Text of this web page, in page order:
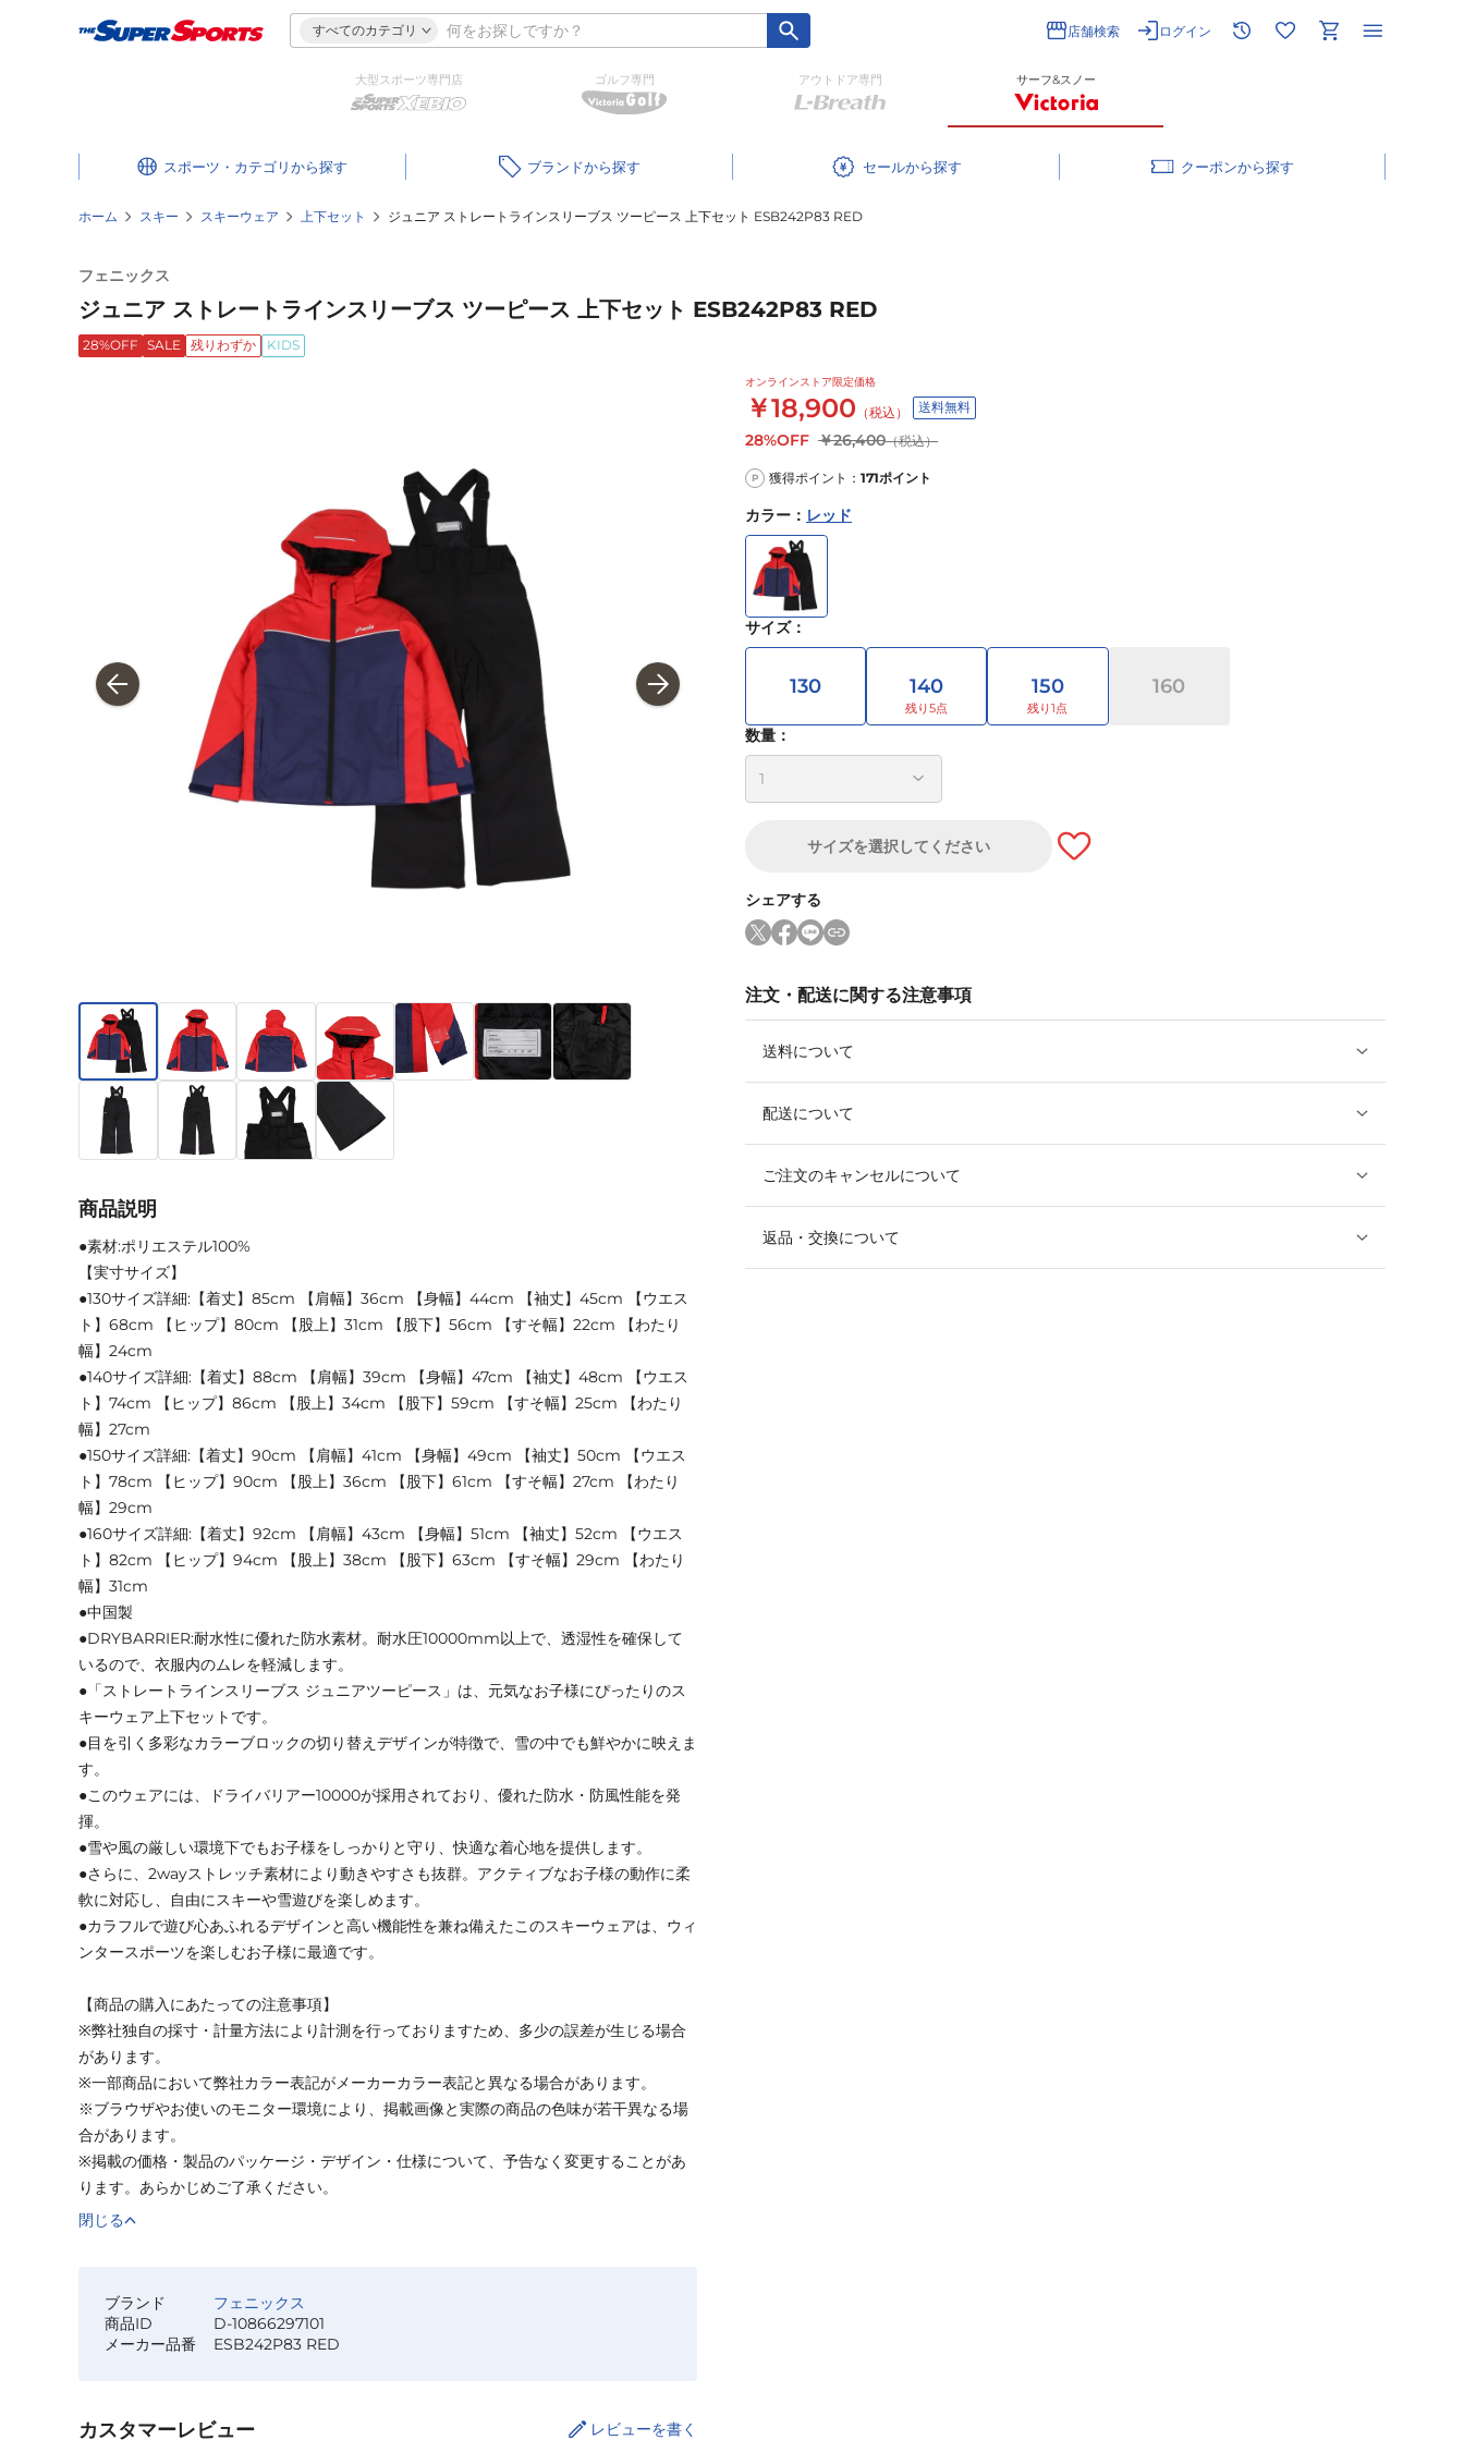
すべてのカテゴリ 店舗検索 ログイン
大型スポーツ専門店 ゴルフ専門 アウトドア専門 サーフ&スノー
スポーツ・カテゴリ ブランド セール クーポン
ホーム スキー スキーウェア 上下セット ジュニア ストレートラインスリーブス ツーピース 上下セット ESB242P83 RED
フェニックス
ジュニア ストレートラインスリーブス ツーピース 上下セット ESB242P83 RED
28%OFF SALE 残りわずか KIDS
オンラインストア限定価格
￥18,900 （税込） 送料無料
28%OFF ￥26,400（税込）
P 獲得ポイント： 171ポイント
カラー ： レッド
サイズ：
130 140 150 160
数量：
サイズを選択してください
シェアする
注文・配送に関する注意事項
送料について
配送について
ご注文のキャンセルについて
返品・交換について
商品説明
●素材:ポリエステル100%
【実寸サイズ】
●130サイズ詳細:【着丈】85cm 【肩幅】36cm 【身幅】44cm 【袖丈】45cm 【ウエス
ト】68cm 【ヒップ】80cm 【股上】31cm 【股下】56cm 【すそ幅】22cm 【わたり
幅】24cm
●140サイズ詳細:【着丈】88cm 【肩幅】39cm 【身幅】47cm 【袖丈】48cm 【ウエス
ト】74cm 【ヒップ】86cm 【股上】34cm 【股下】59cm 【すそ幅】25cm 【わたり
幅】27cm
●150サイズ詳細:【着丈】90cm 【肩幅】41cm 【身幅】49cm 【袖丈】50cm 【ウエス
ト】78cm 【ヒップ】90cm 【股上】36cm 【股下】61cm 【すそ幅】27cm 【わたり
幅】29cm
●160サイズ詳細:【着丈】92cm 【肩幅】43cm 【身幅】51cm 【袖丈】52cm 【ウエス
ト】82cm 【ヒップ】94cm 【股上】38cm 【股下】63cm 【すそ幅】29cm 【わたり
幅】31cm
●中国製
●DRYBARRIER:耐水性に優れた防水素材。耐水圧10000mm以上で、透湿性を確保して
いるので、衣服内のムレを軽減します。
●「ストレートラインスリーブス ジュニアツーピース」は、元気なお子様にぴったりのス
キーウェア上下セットです。
●目を引く多彩なカラーブロックの切り替えデザインが特徴で、雪の中でも鮮やかに映えま
す。
●このウェアには、ドライバリアー10000が採用されており、優れた防水・防風性能を発
揮。
●雪や風の厳しい環境下でもお子様をしっかりと守り、快適な着心地を提供します。
●さらに、2wayストレッチ素材により動きやすさも抜群。アクティブなお子様の動作に柔
軟に対応し、自由にスキーや雪遊びを楽しめます。
●カラフルで遊び心あふれるデザインと高い機能性を兼ね備えたこのスキーウェアは、ウィ
ンタースポーツを楽しむお子様に最適です。
【商品の購入にあたっての注意事項】
※弊社独自の採寸・計量方法により計測を行っておりますため、多少の誤差が生じる場合
があります。
※一部商品において弊社カラー表記がメーカーカラー表記と異なる場合があります。
※ブラウザやお使いのモニター環境により、掲載画像と実際の商品の色味が若干異なる場
合があります。
※掲載の価格・製品のパッケージ・デザイン・仕様について、予告なく変更することがあ
ります。あらかじめご了承ください。
閉じる
ブランド
フェニックス
商品ID
D-10866297101
メーカー品番
ESB242P83 RED
カスタマーレビュー レビューを書く